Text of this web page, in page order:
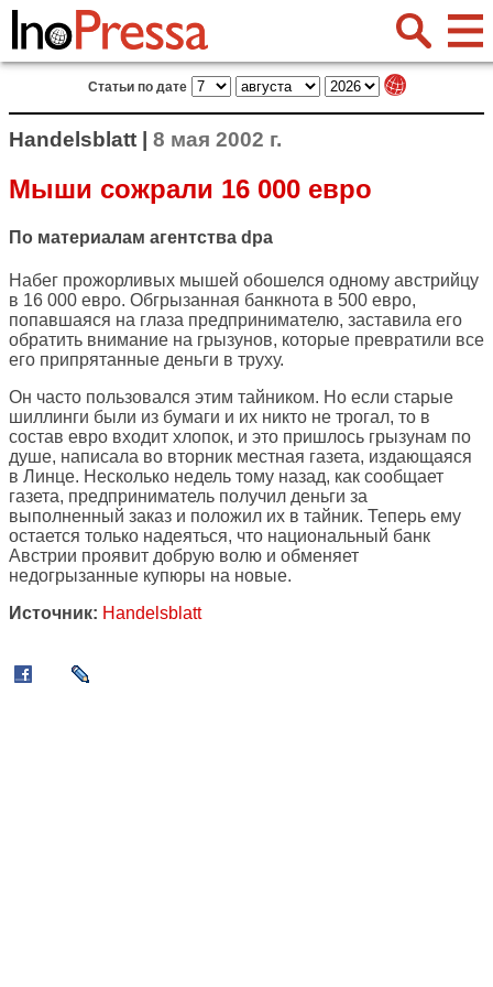
Статьи по дате
Handelsblatt | 8 мая 2002 г.
Мыши сожрали 16 000 евро
По материалам агентства dpa
Набег прожорливых мышей обошелся одному австрийцу
в 16 000 евро. Обгрызанная банкнота в 500 евро,
попавшаяся на глаза предпринимателю, заставила его
обратить внимание на грызунов, которые превратили все
его припрятанные деньги в труху.
Он часто пользовался этим тайником. Но если старые
шиллинги были из бумаги и их никто не трогал, то в
состав евро входит хлопок, и это пришлось грызунам по
душе, написала во вторник местная газета, издающаяся
в Линце. Несколько недель тому назад, как сообщает
газета, предприниматель получил деньги за
выполненный заказ и положил их в тайник. Теперь ему
остается только надеяться, что национальный банк
Австрии проявит добрую волю и обменяет
недогрызанные купюры на новые.
Источник: Handelsblatt